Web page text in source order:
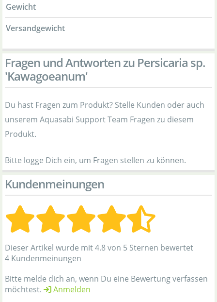
Gewicht
Versandgewicht
Fragen und Antworten zu Persicaria sp.
'Kawagoeanum'
Du hast Fragen zum Produkt? Stelle Kunden oder auch
unserem Aquasabi Support Team Fragen zu diesem
Produkt.
Bitte logge Dich ein, um Fragen stellen zu können.
Kundenmeinungen
Dieser Artikel wurde mit 4.8 von 5 Sternen bewertet
4 Kundenmeinungen
Bitte melde dich an, wenn Du eine Bewertung verfassen
möchtest.
Anmelden